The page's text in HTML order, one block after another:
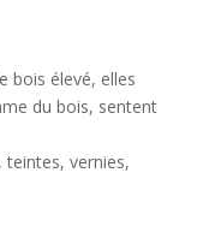
bois élevé, elles
du bois, sentent
teintes, vernies,